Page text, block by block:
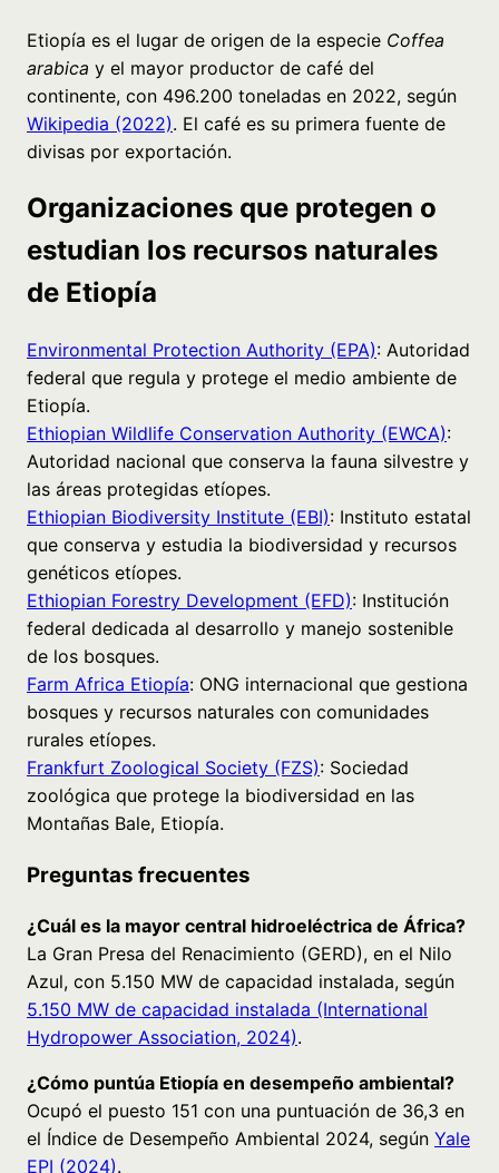
Etiopía es el lugar de origen de la especie Coffea
arabica y el mayor productor de café del
continente, con 496.200 toneladas en 2022, según
Wikipedia (2022). El café es su primera fuente de
divisas por exportación.
Organizaciones que protegen o
estudian los recursos naturales
de Etiopía
Environmental Protection Authority (EPA): Autoridad
federal que regula y protege el medio ambiente de
Etiopía.
Ethiopian Wildlife Conservation Authority (EWCA):
Autoridad nacional que conserva la fauna silvestre y
las áreas protegidas etíopes.
Ethiopian Biodiversity Institute (EBI): Instituto estatal
que conserva y estudia la biodiversidad y recursos
genéticos etíopes.
Ethiopian Forestry Development (EFD): Institución
federal dedicada al desarrollo y manejo sostenible
de los bosques.
Farm Africa Etiopía: ONG internacional que gestiona
bosques y recursos naturales con comunidades
rurales etíopes.
Frankfurt Zoological Society (FZS): Sociedad
zoológica que protege la biodiversidad en las
Montañas Bale, Etiopía.
Preguntas frecuentes
¿Cuál es la mayor central hidroeléctrica de África?
La Gran Presa del Renacimiento (GERD), en el Nilo
Azul, con 5.150 MW de capacidad instalada, según
5.150 MW de capacidad instalada (International
Hydropower Association, 2024).
¿Cómo puntúa Etiopía en desempeño ambiental?
Ocupó el puesto 151 con una puntuación de 36,3 en
el Índice de Desempeño Ambiental 2024, según Yale
EPI (2024).